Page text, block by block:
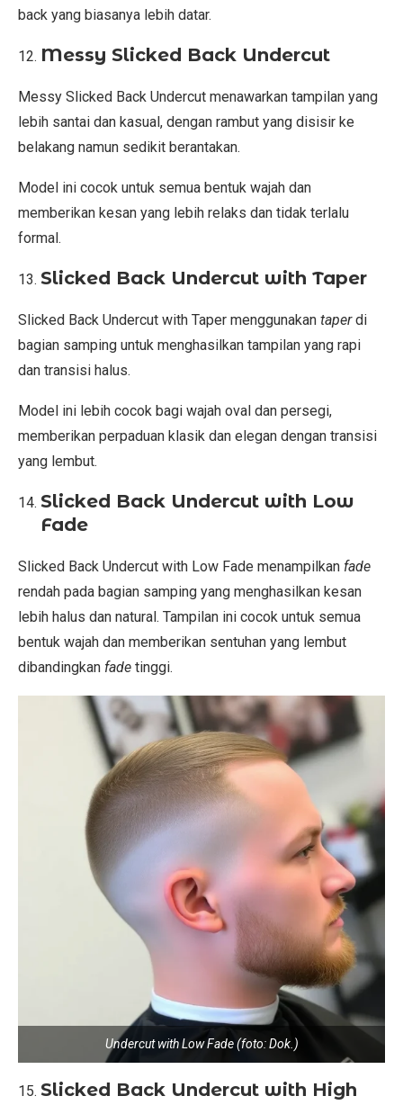
back yang biasanya lebih datar.
Messy Slicked Back Undercut
Messy Slicked Back Undercut menawarkan tampilan yang
lebih santai dan kasual, dengan rambut yang disisir ke
belakang namun sedikit berantakan.
Model ini cocok untuk semua bentuk wajah dan
memberikan kesan yang lebih relaks dan tidak terlalu
formal.
Slicked Back Undercut with Taper
Slicked Back Undercut with Taper menggunakan taperdi
bagian samping untuk menghasilkan tampilan yang rapi
dan transisi halus.
Model ini lebih cocok bagi wajah oval dan persegi,
memberikan perpaduan klasik dan elegan dengan transisi
yang lembut.
Slicked Back Undercut with Low
Fade
Slicked Back Undercut with Low Fade menampilkan fade
rendah pada bagian samping yang menghasilkan kesan
lebih halus dan natural. Tampilan ini cocok untuk semua
bentuk wajah dan memberikan sentuhan yang lembut
dibandingkan fade tinggi.
Undercut with Low Fade (foto: Dok.)
Slicked Back Undercut with High